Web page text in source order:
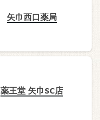
矢巾西口薬局
薬王堂 矢巾SC店